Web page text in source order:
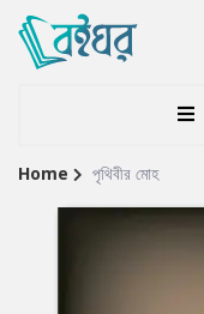
Site
Breadcrumb
Home পৃথিবীর মোহ